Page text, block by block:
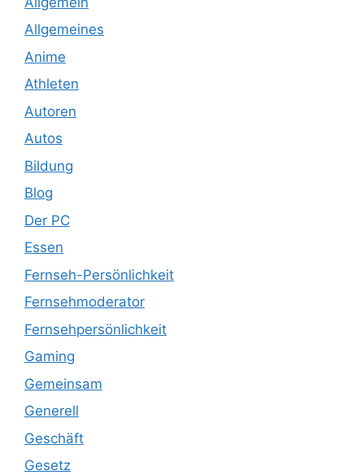
Allgemeines
Anime
Athleten
Autoren
Autos
Bildung
Blog
Der PC
Essen
Fernseh-Persönlichkeit
Fernsehmoderator
Fernsehpersönlichkeit
Gaming
Gemeinsam
Generell
Geschäft
Gesetz